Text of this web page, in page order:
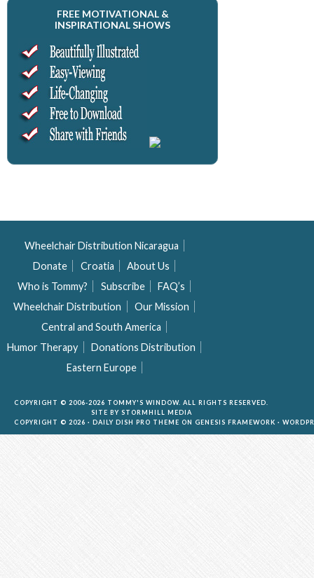
FREE MOTIVATIONAL &
INSPIRATIONAL SHOWS
Wheelchair Distribution Nicaragua
Donate
Croatia
About Us
Who is Tommy?
Subscribe
FAQ’s
Wheelchair Distribution
Our Mission
Central and South America
Humor Therapy
Donations Distribution
Eastern Europe
COPYRIGHT © 2006-2026 TOMMY'S WINDOW. ALL RIGHTS RESERVED.
SITE BY STORMHILL MEDIA
COPYRIGHT © 2026 · DAILY DISH PRO THEME ON GENESIS FRAMEWORK ·